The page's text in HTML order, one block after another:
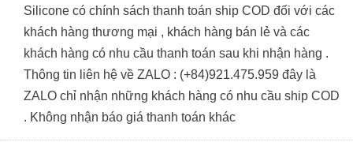
Silicone có chính sách thanh toán ship COD đối với các
khách hàng thương mại , khách hàng bán lẻ và các
khách hàng có nhu cầu thanh toán sau khi nhận hàng .
Thông tin liên hệ về ZALO : (+84)921.475.959 đây là
ZALO chỉ nhận những khách hàng có nhu cầu ship COD
. Không nhận báo giá thanh toán khác